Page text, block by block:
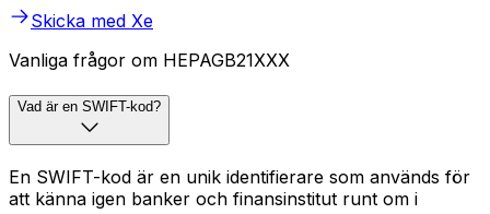
Skicka med Xe
Vanliga frågor om HEPAGB21XXX
Vad är en SWIFT-kod?
En SWIFT-kod är en unik identifierare som används för
att känna igen banker och finansinstitut runt om i